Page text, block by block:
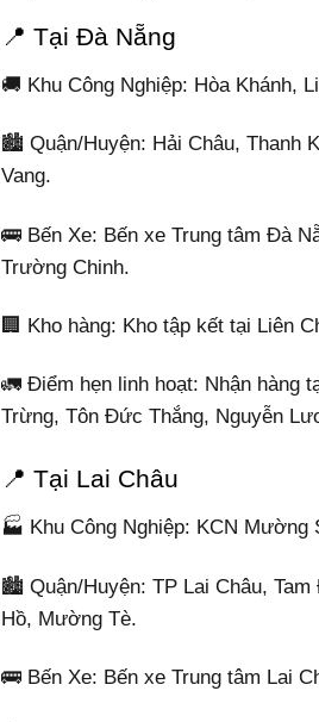
📍 Tại Đà Nẵng
🚚 Khu Công Nghiệp: Hòa Khánh,
🏙️ Quận/Huyện: Hải Châu, Thanh
Vang.
🚌 Bến Xe: Bến xe Trung tâm Đà
Trường Chinh.
🏢 Kho hàng: Kho tập kết tại Liên
🚛 Điểm hẹn linh hoạt: Nhận hàng
Trừng, Tôn Đức Thắng, Nguyễn
📍 Tại Lai Châu
🏭 Khu Công Nghiệp: KCN Mường
🏙️ Quận/Huyện: TP Lai Châu,
Hồ, Mường Tè.
🚌 Bến Xe: Bến xe Trung tâm Lai